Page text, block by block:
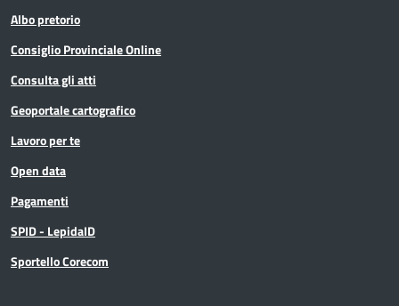
Albo pretorio
Consiglio Provinciale Online
Consulta gli atti
Geoportale cartografico
Lavoro per te
Open data
Pagamenti
SPID - LepidaID
Sportello Corecom